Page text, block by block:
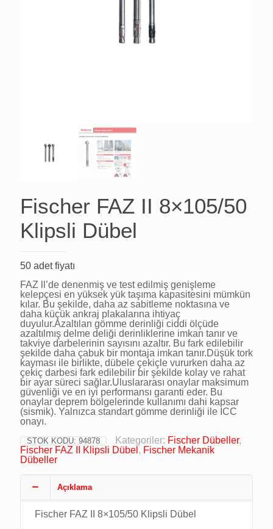
Fischer FAZ II 8×105/50
Klipsli Dübel
50 adet fiyatı
FAZ ll’de denenmiş ve test edilmiş genişleme
kelepçesi en yüksek yük taşıma kapasitesini mümkün
kılar. Bu şekilde, daha az sabitleme noktasına ve
daha küçük ankraj plakalarına ihtiyaç
duyulur.Azaltılan gömme derinliği ciddi ölçüde
azaltılmış delme deliği derinliklerine imkan tanır ve
takviye darbelerinin sayısını azaltır. Bu fark edilebilir
şekilde daha çabuk bir montaja imkan tanır.Düşük tork
kayması ile birlikte, dübele çekiçle vururken daha az
çekiç darbesi fark edilebilir bir şekilde kolay ve rahat
bir ayar süreci sağlar.Uluslararası onaylar maksimum
güvenliği ve en iyi performansı garanti eder. Bu
onaylar deprem bölgelerinde kullanımı dahi kapsar
(sismik). Yalnızca standart gömme derinliği ile ICC
onayı.
STOK KODU: 94878 Kategoriler: Fischer Dübeller,
Fischer FAZ II Klipsli Dübel , Fischer Mekanik
Dübeller
Açıklama
Fischer FAZ II 8×105/50 Klipsli Dübel